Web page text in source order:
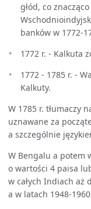
głód, co
banków w 1772-
1772 r. - Kalkuta
1772 - 1785 r. -
Kalkuty.
W 1785 r. tłumaczy
uznawane za
a szczególnie
W Bengalu a potem
o wartości 4 paisa
w całych Indiach aż
a w latach 1948-